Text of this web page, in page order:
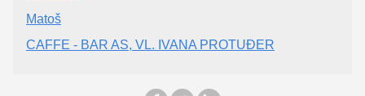
Matoš
CAFFE - BAR AS, VL. IVANA PROTUĐER